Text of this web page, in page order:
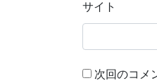
サイト
次回のコメ